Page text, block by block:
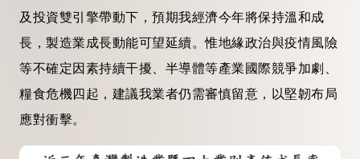
及投資雙引擎帶動下，預期我經濟今年將保持溫和成
長，製造業成長動能可望延續。惟地緣政治與疫情風險
等不確定因素持續干擾、半導體等產業國際競爭加劇、
糧食危機四起，建議我業者仍需審慎留意，以堅韌布局
應對衝擊。